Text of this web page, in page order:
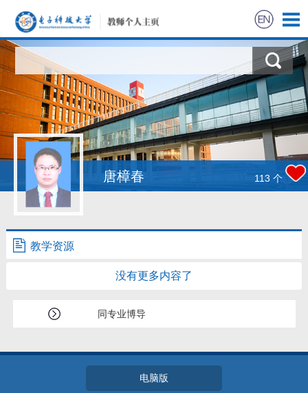
唐樟春 113 个
教学资源
没有更多内容了
同专业博导
电脑版